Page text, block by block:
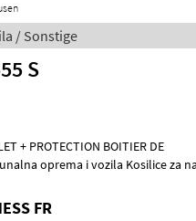
/ Sonstige
S
+ PROTECTION BOITIER DE
82 HEURES Komunalna oprema i vozila Kosilice
FR